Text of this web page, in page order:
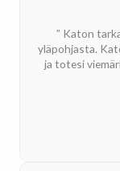
” Katon
yläpohjasta.
ja totesi